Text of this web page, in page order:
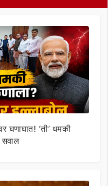
घणाघात! ‘ती’ धमकी
सवाल